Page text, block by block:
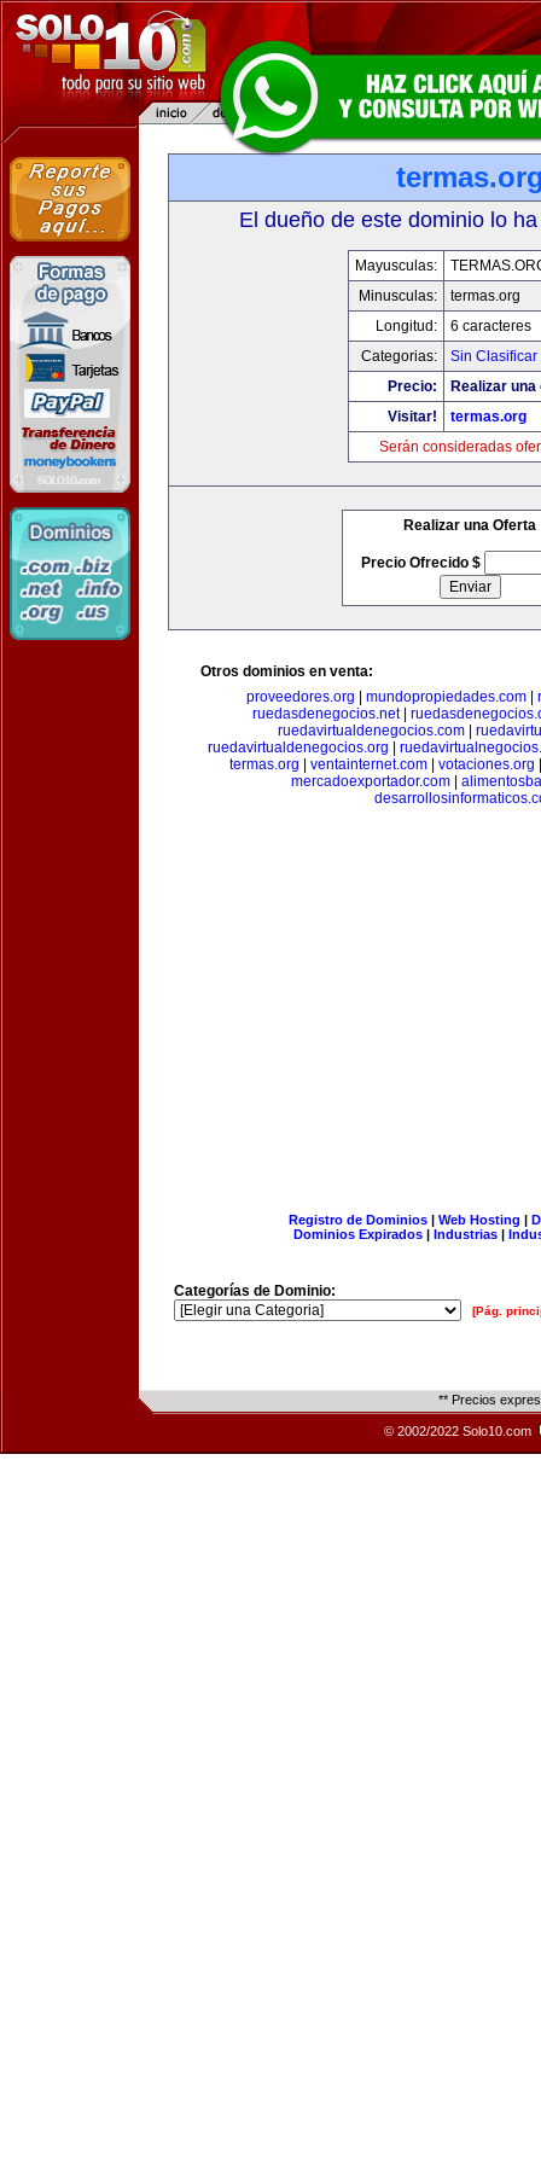
El dueño de este dominio lo
Mayusculas:
Minusculas:
termas.org
Longitud:
6 caracteres
Categorias:
Sin Clasificar
Precio:
Realizar
Visitar!
termas.org
Serán consideradas
Realizar una Oferta
Precio Ofrecido $
Otros dominios en venta:
proveedores.org
mundopropiedades.com
ruedasdenegocios.net|
ruedavirtualdenegocios.com|
ruedavirtualdenegocios.org
termas.org
ventainternet.com votaciones.org
mercadoexportador.com|
Registro de Dominios| Web Hosting |
Dominios Expirados | Industrias |
Categorías de Dominio:
[Pág.
** Precios
© 2002/2022 Solo10.com